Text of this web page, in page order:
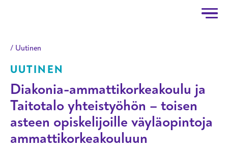
Uutinen
Diakonia-ammattikorkeakoulu ja
Taitotalo yhteistyöhön – toisen
asteen opiskelijoille väyläopintoja
ammattikorkeakouluun
UUTINEN